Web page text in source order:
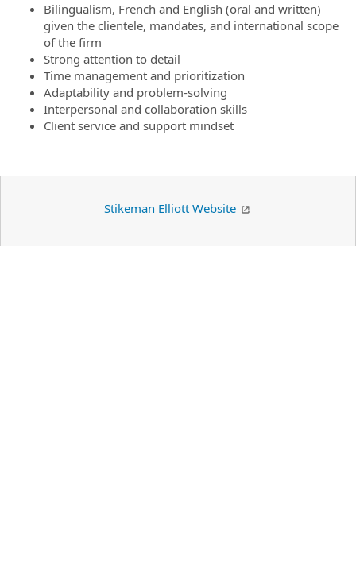
Bilingualism, French and English (oral and written)
given the clientele, mandates, and international scope
of the firm
Strong attention to detail
Time management and prioritization
Adaptability and problem-solving
Interpersonal and collaboration skills
Client service and support mindset
Stikeman Elliott Website